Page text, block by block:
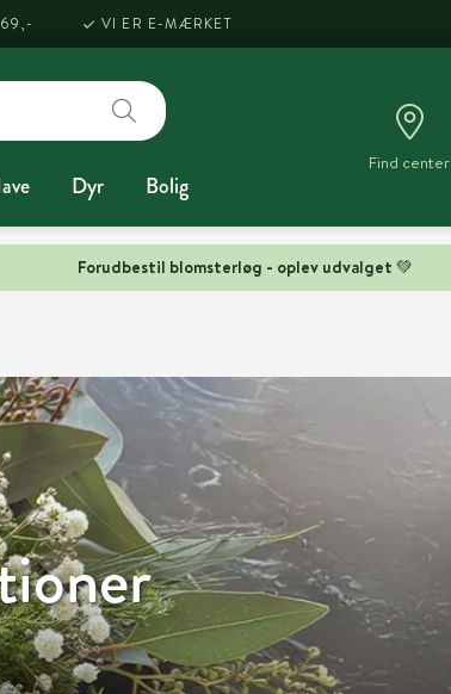
Forudbestil blomsterløg - oplev udvalget 💚
VI ER E-MÆRKET
Dyr Bolig
Find center